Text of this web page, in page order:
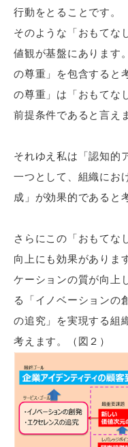
行動をとることです。
そのような「おもてな
値観が基盤にあります
の尊重」を包含すると
の尊重」は「おもてな
前提条件であると言え
それゆえ私は「認知的
一つとして、組織にお
成」が効果的であると
さらにこの「おもてな
向上にも効果がありま
ケーションの質が向上
る「イノベーションの
の追究」を実現する組
考えます。（図２）